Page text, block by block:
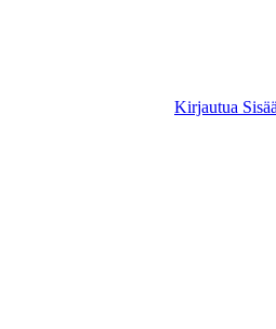
Kirjautua
Kopioi tämä
LUO